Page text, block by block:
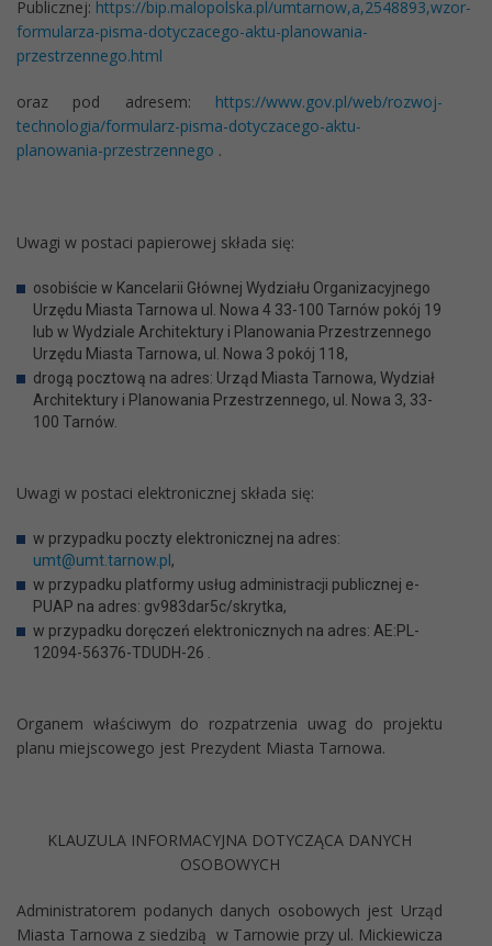
Publicznej: https://bip.malopolska.pl/umtarnow,a,2548893,wzor-
formularza-pisma-dotyczacego-aktu-planowania-
przestrzennego.html
oraz pod adresem: https://www.gov.pl/web/rozwoj-
technologia/formularz-pisma-dotyczacego-aktu-
planowania-przestrzennego .
Uwagi w postaci papierowej składa się:
osobiście w Kancelarii Głównej Wydziału Organizacyjnego
Urzędu Miasta Tarnowa ul. Nowa 4 33-100 Tarnów pokój 19
lub w Wydziale Architektury i Planowania Przestrzennego
Urzędu Miasta Tarnowa, ul. Nowa 3 pokój 118,
drogą pocztową na adres: Urząd Miasta Tarnowa, Wydział
Architektury i Planowania Przestrzennego, ul. Nowa 3, 33-
100 Tarnów.
Uwagi w postaci elektronicznej składa się:
w przypadku poczty elektronicznej na adres:
umt@umt.tarnow.pl ,
w przypadku platformy usług administracji publicznej e-
PUAP na adres: gv983dar5c/skrytka,
w przypadku doręczeń elektronicznych na adres: AE:PL-
12094-56376-TDUDH-26 .
Organem właściwym do rozpatrzenia uwag do projektu
planu miejscowego jest Prezydent Miasta Tarnowa.
KLAUZULA INFORMACYJNA DOTYCZĄCA DANYCH
OSOBOWYCH
Administratorem podanych danych osobowych jest Urząd
Miasta Tarnowa z siedzibą w Tarnowie przy ul. Mickiewicza